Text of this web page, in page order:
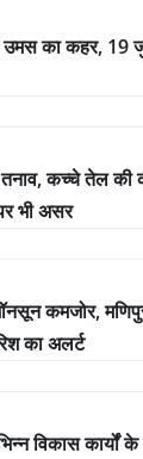
उमस का कहर, 19
तनाव, कच्चे तेल
भी असर
कमजोर,
का अलर्ट
विकास कार्यों